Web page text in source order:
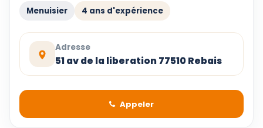
Menuisier 4 ans d'expérience
Adresse
51 av de la liberation 77510 Rebais
Appeler